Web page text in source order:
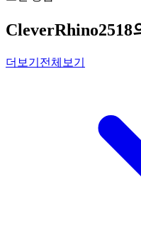
CleverRhino2518
더보기 전체보기